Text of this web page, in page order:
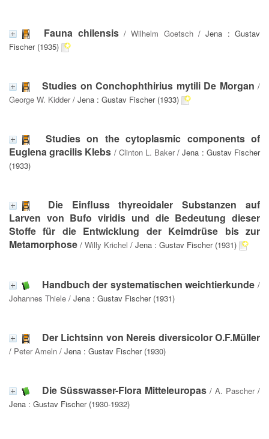
Fauna chilensis/Wilhelm Goetsch/ Jena : Gustav
Fischer (1935)
Studies on Conchophthirius mytili De Morgan /
George W. Kidder/ Jena : Gustav Fischer (1933)
Studies on the cytoplasmic components of
Euglena gracilis Klebs / Clinton L. Baker/ Jena : Gustav Fischer
(1933)
Die Einfluss thyreoidaler Substanzen auf
Larven von Bufo viridis und die Bedeutung dieser
Stoffe für die Entwicklung der Keimdrüse bis zur
Metamorphose / Willy Krichel / Jena : Gustav Fischer (1931)
Handbuch der systematischen weichtierkunde /
Johannes Thiele / Jena : Gustav Fischer (1931)
Der Lichtsinn von Nereis diversicolor O.F.Müller
/ Peter Ameln / Jena : Gustav Fischer (1930)
Die Süsswasser-Flora Mitteleuropas / A. Pascher/
Jena : Gustav Fischer (1930-1932)